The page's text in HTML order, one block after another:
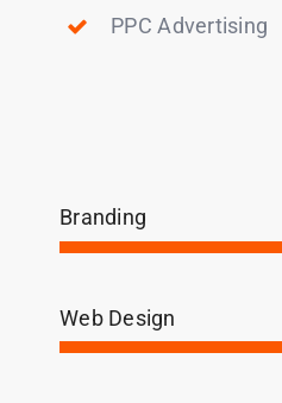
PPC Advertising
Branding
Web Design